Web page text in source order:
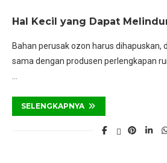
Hal Kecil yang Dapat
Bahan perusak ozon harus dihapuskan,
sama dengan produsen perlengkapan
SELENGKAPNYA